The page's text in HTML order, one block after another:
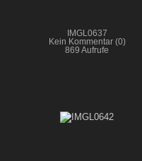
IMGL0637
Kein Kommentar (0)
869 Aufrufe